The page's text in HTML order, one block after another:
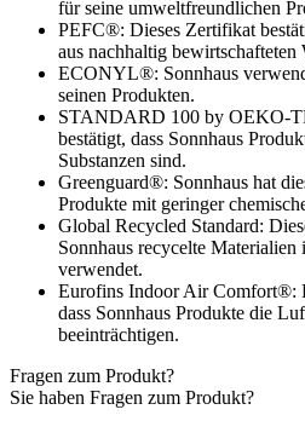
für seine umweltfreundlichen
PEFC®: Dieses Zertifikat
aus nachhaltig bewirtschafteten
ECONYL®: Sonnhaus
seinen Produkten.
STANDARD 100 by OEKO-
bestätigt, dass Sonnhaus
Substanzen sind.
Greenguard®: Sonnhaus hat
Produkte mit geringer
Global Recycled Standard:
Sonnhaus recycelte Materialien
verwendet.
Eurofins Indoor Air Comfort®:
dass Sonnhaus Produkte die
beeinträchtigen.
Fragen zum Produkt?
Sie haben Fragen zum Produkt?